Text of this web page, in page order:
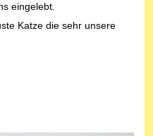
eingelebt.
Katze die sehr unsere